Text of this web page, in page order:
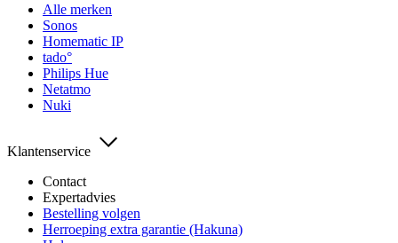
Alle merken
Sonos
Homematic IP
tado°
Philips Hue
Netatmo
Nuki
Klantenservice
Contact
Expertadvies
Bestelling volgen
Herroeping extra garantie (Hakuna)